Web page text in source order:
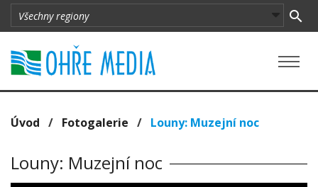
Úvod / Fotogalerie / Louny: Muzejní noc
Louny: Muzejní noc